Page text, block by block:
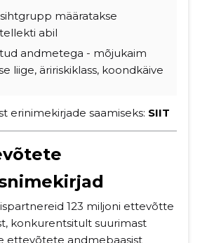
määratakse
abil
andmetega - mõjukaim
liige, äririskiklass, koondkäive
erinimekirjade saamiseks: SIIT
123 miljoni ettevõtte
konkurentsitult suurimast
ettevõtete andmebaasist